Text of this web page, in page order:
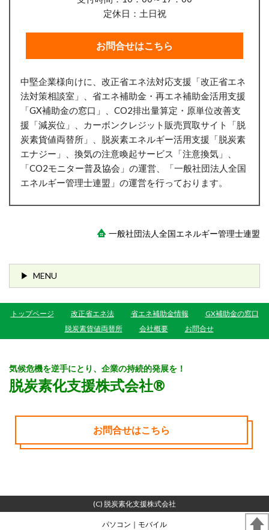
定休日：土日祝
お問合せはこちら
中堅企業様向けに、改正省エネ法対応支援「改正省エネ
法対策相談室」、省エネ補助金・再エネ補助金活用支援
「GX補助金の窓口」、CO2排出量算定・原単位改善支
援「減炭位」、
カーボンクレジット販売買取サイト「脱
炭素貨値両替所」、 脱炭素エネルギー活用支援「脱炭素
エナジー」、換気の注意喚起サービス「注意換気」、
「CO2モニター普及協会」の運営、「一般社団法人全国
エネルギー管理士連盟」の運営を行っております。
一般社団法人全国エネルギー管理士連盟
MENU
トップページ 改正省エネ法 省エネ補助金情報
GX補助金の窓口
脱炭素貨値両替所
会社概要 お問合せ
気候危機を逆手にとり、企業の持続的発展を！
脱炭素化支援株式会社®
お問合せはこちら
(C) 脱炭素化支援株式会社
パソコン ｜モバイル